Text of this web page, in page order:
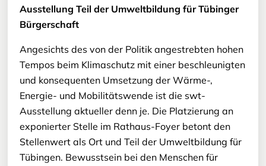
Ausstellung Teil der Umweltbildung für Tübinger
Bürgerschaft
Angesichts des von der Politik angestrebten hohen
Tempos beim Klimaschutz mit einer beschleunigten
und konsequenten Umsetzung der Wärme-,
Energie- und Mobilitätswende ist die swt-
Ausstellung aktueller denn je. Die Platzierung an
exponierter Stelle im Rathaus-Foyer betont den
Stellenwert als Ort und Teil der Umweltbildung für
Tübingen. Bewusstsein bei den Menschen für